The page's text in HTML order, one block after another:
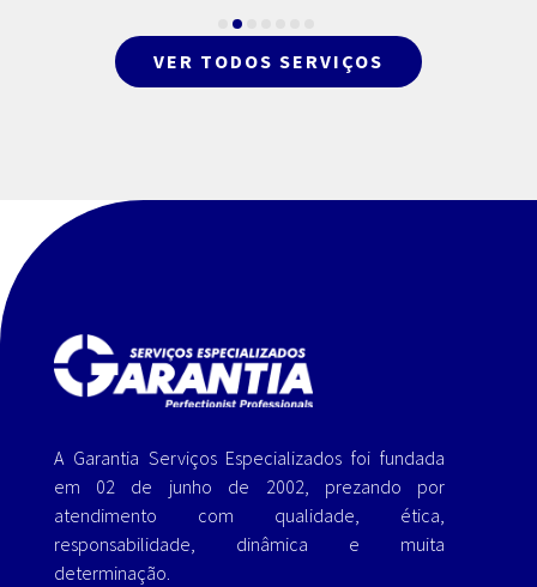
VER TODOS SERVIÇOS
A Garantia Serviços Especializados foi fundada
em 02 de junho de 2002, prezando por
atendimento com qualidade, ética,
responsabilidade, dinâmica e muita
determinação.